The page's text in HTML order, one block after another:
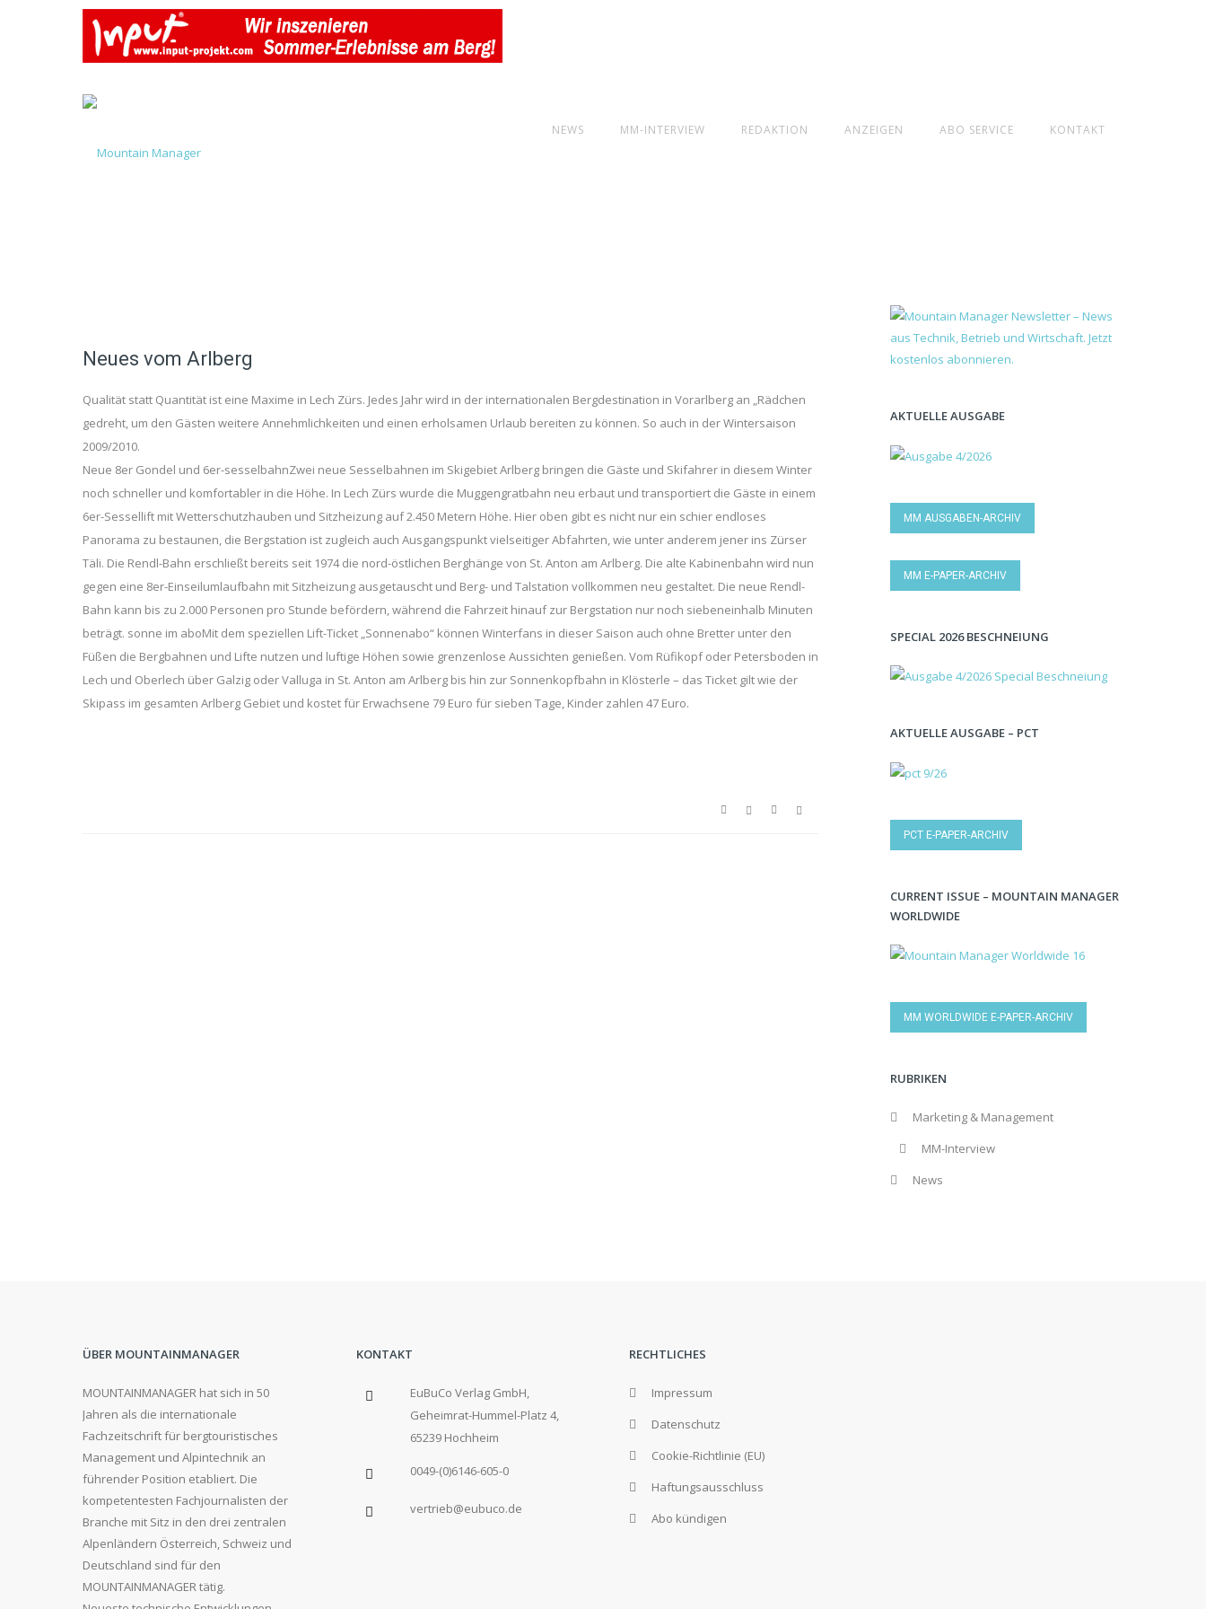
NEWS MM-INTERVIEW REDAKTION ANZEIGEN ABO SERVICE KONTAKT
Neues vom Arlberg
Qualität statt Quantität ist eine Maxime in Lech Zürs. Jedes Jahr wird in der internationalen Bergdestination in Vorarlberg an „Rädchen
gedreht, um den Gästen weitere Annehmlichkeiten und einen erholsamen Urlaub bereiten zu können. So auch in der Wintersaison
2009/2010.
Neue 8er Gondel und 6er-sesselbahnZwei neue Sesselbahnen im Skigebiet Arlberg bringen die Gäste und Skifahrer in diesem Winter
noch schneller und komfortabler in die Höhe. In Lech Zürs wurde die Muggengratbahn neu erbaut und transportiert die Gäste in einem
6er-Sessellift mit Wetterschutzhauben und Sitzheizung auf 2.450 Metern Höhe. Hier oben gibt es nicht nur ein schier endloses
Panorama zu bestaunen, die Bergstation ist zugleich auch Ausgangspunkt vielseitiger Abfahrten, wie unter anderem jener ins Zürser
Täli. Die Rendl-Bahn erschließt bereits seit 1974 die nord-östlichen Berghänge von St. Anton am Arlberg. Die alte Kabinenbahn wird nun
gegen eine 8er-Einseilumlaufbahn mit Sitzheizung ausgetauscht und Berg- und Talstation vollkommen neu gestaltet. Die neue Rendl-
Bahn kann bis zu 2.000 Personen pro Stunde befördern, während die Fahrzeit hinauf zur Bergstation nur noch siebeneinhalb Minuten
beträgt. sonne im aboMit dem speziellen Lift-Ticket „Sonnenabo“ können Winterfans in dieser Saison auch ohne Bretter unter den
Füßen die Bergbahnen und Lifte nutzen und luftige Höhen sowie grenzenlose Aussichten genießen. Vom Rüfikopf oder Petersboden in
Lech und Oberlech über Galzig oder Valluga in St. Anton am Arlberg bis hin zur Sonnenkopfbahn in Klösterle – das Ticket gilt wie der
Skipass im gesamten Arlberg Gebiet und kostet für Erwachsene 79 Euro für sieben Tage, Kinder zahlen 47 Euro.
AKTUELLE AUSGABE
MM AUSGABEN-ARCHIV
MM E-PAPER-ARCHIV
SPECIAL 2026 BESCHNEIUNG
AKTUELLE AUSGABE – PCT
PCT E-PAPER-ARCHIV
CURRENT ISSUE – MOUNTAIN MANAGER
WORLDWIDE
MM WORLDWIDE E-PAPER-ARCHIV
RUBRIKEN
Marketing & Management
MM-Interview
News
ÜBER MOUNTAINMANAGER
MOUNTAINMANAGER hat sich in 50
Jahren als die internationale
Fachzeitschrift für bergtouristisches
Management und Alpintechnik an
führender Position etabliert. Die
kompetentesten Fachjournalisten der
Branche mit Sitz in den drei zentralen
Alpenländern Österreich, Schweiz und
Deutschland sind für den
MOUNTAINMANAGER tätig.
KONTAKT
EuBuCo Verlag GmbH,
Geheimrat-Hummel-Platz 4,
65239 Hochheim
0049-(0)6146-605-0
vertrieb@eubuco.de
RECHTLICHES
Impressum
Datenschutz
Cookie-Richtlinie (EU)
Haftungsausschluss
Abo kündigen